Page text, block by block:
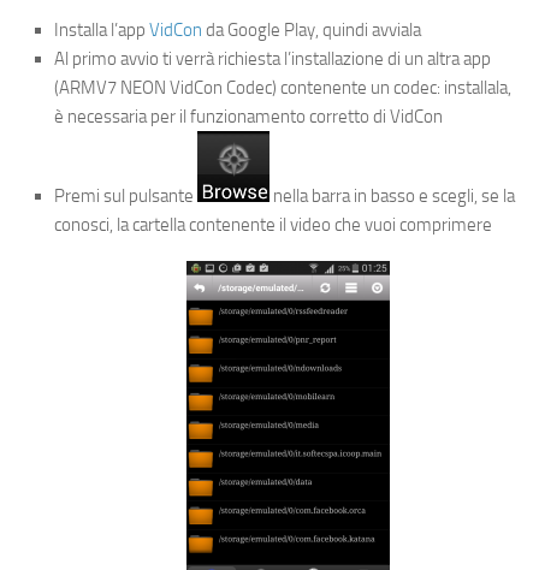
Installa l’app VidCon da Google Play, quindi avviala
Al primo avvio ti verrà richiesta l’installazione di un altra app
(ARMV7 NEON VidCon Codec) contenente un codec: installala,
è necessaria per il funzionamento corretto di VidCon
Premi sul pulsante
nella barra in basso e scegli, se la
conosci, la cartella contenente il video che vuoi comprimere